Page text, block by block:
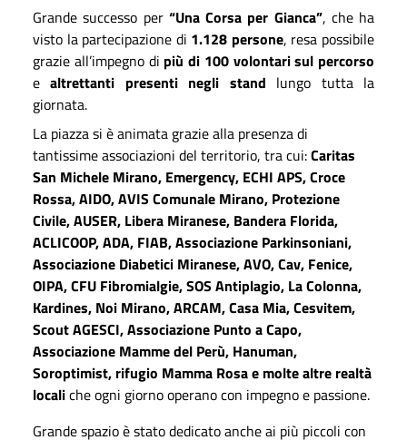
Grande successo per “Una Corsa per Gianca”, che ha
visto la partecipazione di 1.128 persone, resa possibile
grazie all’impegno di più di 100 volontari sul percorso
ealtrettanti presenti negli stand lungo tutta la
giornata.
La piazza si è animata grazie alla presenza di
tantissime associazioni del territorio, tra cui:Caritas
San Michele Mirano, Emergency, ECHI APS, Croce
Rossa, AIDO, AVIS Comunale Mirano, Protezione
Civile, AUSER, Libera Miranese, Bandera Florida,
ACLICOOP, ADA, FIAB, Associazione Parkinsoniani,
Associazione Diabetici Miranese, AVO, Cav, Fenice,
OIPA, CFU Fibromialgie, SOS Antiplagio, La Colonna,
Kardines, Noi Mirano, ARCAM, Casa Mia, Cesvitem,
Scout AGESCI, Associazione Punto a Capo,
Associazione Mamme del Perù, Hanuman,
Soroptimist, rifugio Mamma Rosa e molte altre realtà
localiche ogni giorno operano con impegno e passione.
Grande spazio è stato dedicato anche ai più piccoli con